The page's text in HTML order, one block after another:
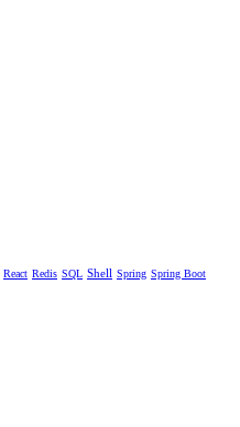
React Redis SQL Shell Spring Spring Boot